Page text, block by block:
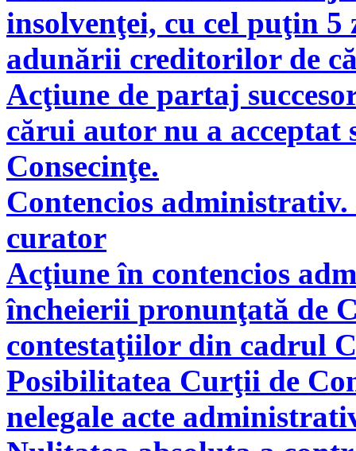
insolvenţei, cu cel puţin
adunării creditorilor de
Acţiune de partaj
cărui autor nu a acceptat
Consecinţe.
Contencios
curator
Acţiune în contencios
încheierii pronunţată de
contestaţiilor din cadrul
Posibilitatea Curţii de
nelegale acte